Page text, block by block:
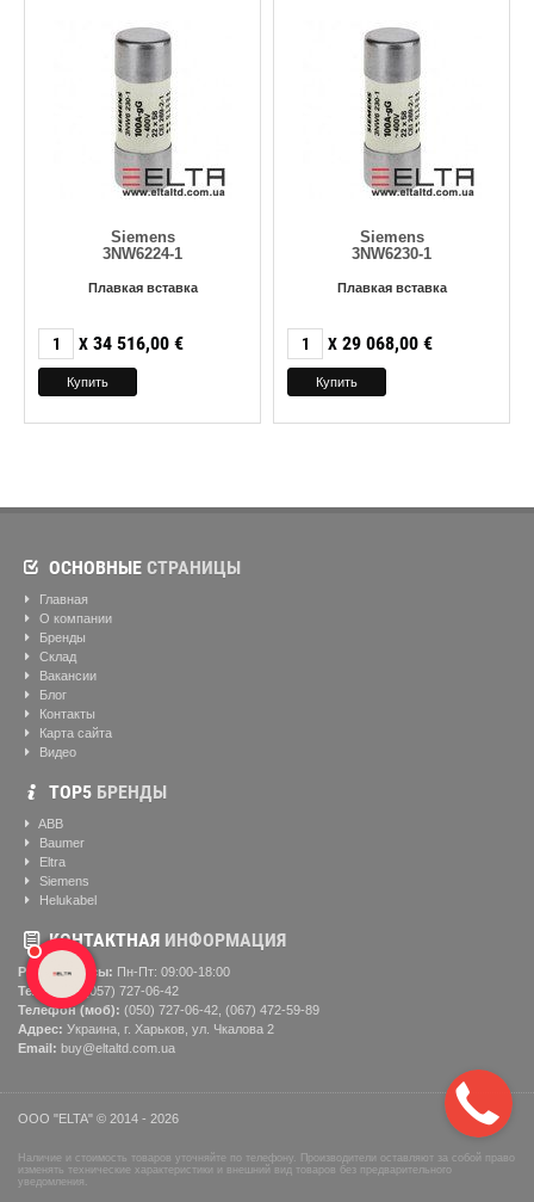
Siemens
3NW6224-1
Плавкая вставка
X 34 516,00 €
Siemens
3NW6230-1
Плавкая вставка
X 29 068,00 €
ОСНОВНЫЕ СТРАНИЦЫ
Главная
О компании
Бренды
Склад
Вакансии
Блог
Контакты
Карта сайта
Видео
ТОР5 БРЕНДЫ
ABB
Baumer
Eltra
Siemens
Helukabel
КОНТАКТНАЯ ИНФОРМАЦИЯ
Рабочие часы: Пн-Пт: 09:00-18:00
Телефон: (057) ‎727-06-42
Телефон (моб): (050) 727-06-42, (067) 472-59-89
Адрес: Украина, г. Харьков, ул. Чкалова 2
Email: buy@eltaltd.com.ua
ООО "ELTA" © 2014 - 2026
Наличие и стоимость товаров уточняйте по телефону. Производители оставляют за собой право
изменять технические характеристики и внешний вид товаров без предварительного
уведомления.